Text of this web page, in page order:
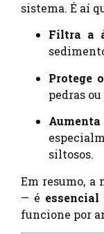
sistema. É aí
Filtra a
Protege
pedras
siltosos.
Em resumo, a
— é essencial
funcione por